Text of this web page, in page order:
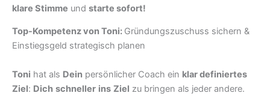
klare Stimme und starte sofort!
Top-Kompetenz von Toni: Gründungszuschuss sichern &
Einstiegsgeld strategisch planen
Toni hat als Dein persönlicher Coach ein klar definiertes
Ziel: Dich schneller ins Ziel zu bringen als jeder andere.